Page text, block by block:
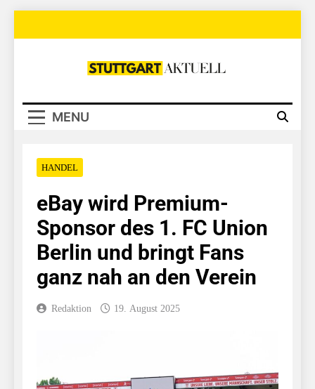
Stuttgart
MENU
HANDEL
eBay wird Premium-
Sponsor des 1. FC Union
Berlin und bringt Fans
ganz nah an den Verein
Redaktion 19. August 2025